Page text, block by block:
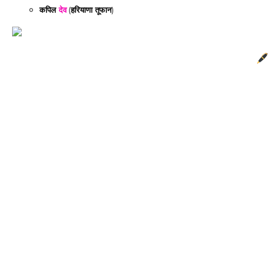
कपिलदेव(हरियाणातूफान)